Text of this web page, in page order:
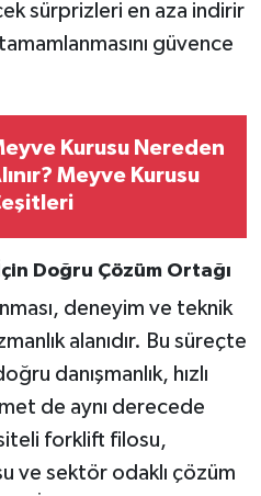
sürprizleri en aza indirir
güvence
Kurusu Nereden
Meyve Kurusu
Doğru Çözüm Ortağı
deneyim ve teknik
alanıdır. Bu süreçte
danışmanlık, hızlı
de aynı derecede
forklift filosu,
ve sektör odaklı çözüm